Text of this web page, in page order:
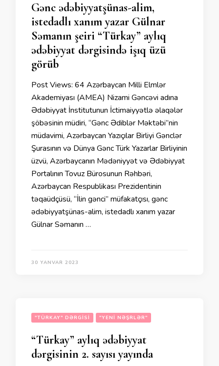
Gənc ədəbiyyatşünas-alim,
istedadlı xanım yazar Gülnar
Səmanın şeiri “Türkay” aylıq
ədəbiyyat dərgisində işıq üzü
görüb
Post Views: 64 Azərbaycan Milli Elmlər
Akademiyası (AMEA) Nizami Gəncəvi adına
Ədəbiyyat İnstitutunun İctimaiyyətlə əlaqələr
şöbəsinin müdiri, “Gənc Ədiblər Məktəbi”nin
müdavimi, Azərbaycan Yazıçılar Birliyi Gənclər
Şurasının və Dünya Gənc Türk Yazarlar Birliyinin
üzvü, Azərbaycanın Mədəniyyət və Ədəbiyyat
Portalının Tovuz Bürosunun Rəhbəri,
Azərbaycan Respublikası Prezidentinin
təqaüdçüsü, “İlin gənci” müfakatçısı, gənc
ədəbiyyatşünas-alim, istedadlı xanım yazar
Gülnar Səmanın …
30 YANVAR 2023
"TÜRKAY" DƏRGISI "YENI NƏŞRLƏR"
“Türkay” aylıq ədəbiyyat
dərgisinin 2. sayısı yayında